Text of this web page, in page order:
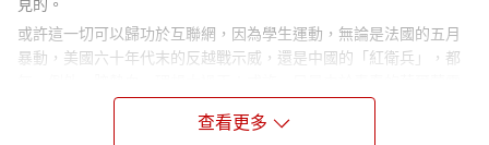
見的。
或許這一切可以歸功於互聯網，因為學生運動，無論是法國的五月
暴動，美國六十年代末的反越戰示威，還是中國的「紅衛兵」，都
要尋機釋放，革命永遠是最富爆炸性的機會。
但今天台北的學生不一樣，他們不為甚麼高尚遠大之理想，只出於
查看更多